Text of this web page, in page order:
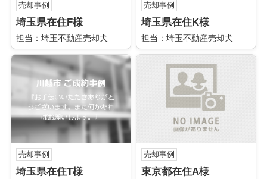
売却事例
埼玉県在住F様
担当：埼玉不動産売却犬
売却事例
埼玉県在住K様
担当：埼玉不動産売却犬
売却事例
埼玉県在住T様
売却事例
東京都在住A様